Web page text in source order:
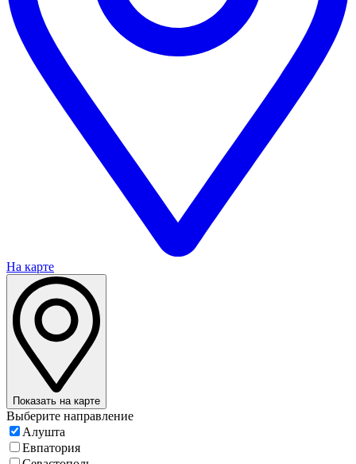
На карте
Показать на карте
Выберите направление
Алушта
Евпатория